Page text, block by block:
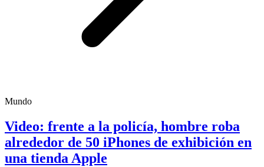
Mundo
Video: frente a la policía, hombre roba
alrededor de 50 iPhones de exhibición en
una tienda Apple